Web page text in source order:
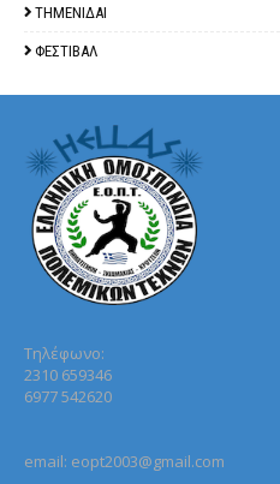
ΤΗΜΕΝΙΔΑΙ
ΦΕΣΤΙΒΑΛ
Τηλέφωνo:
2310 659346
6977 542620
email: eopt2003@gmail.com